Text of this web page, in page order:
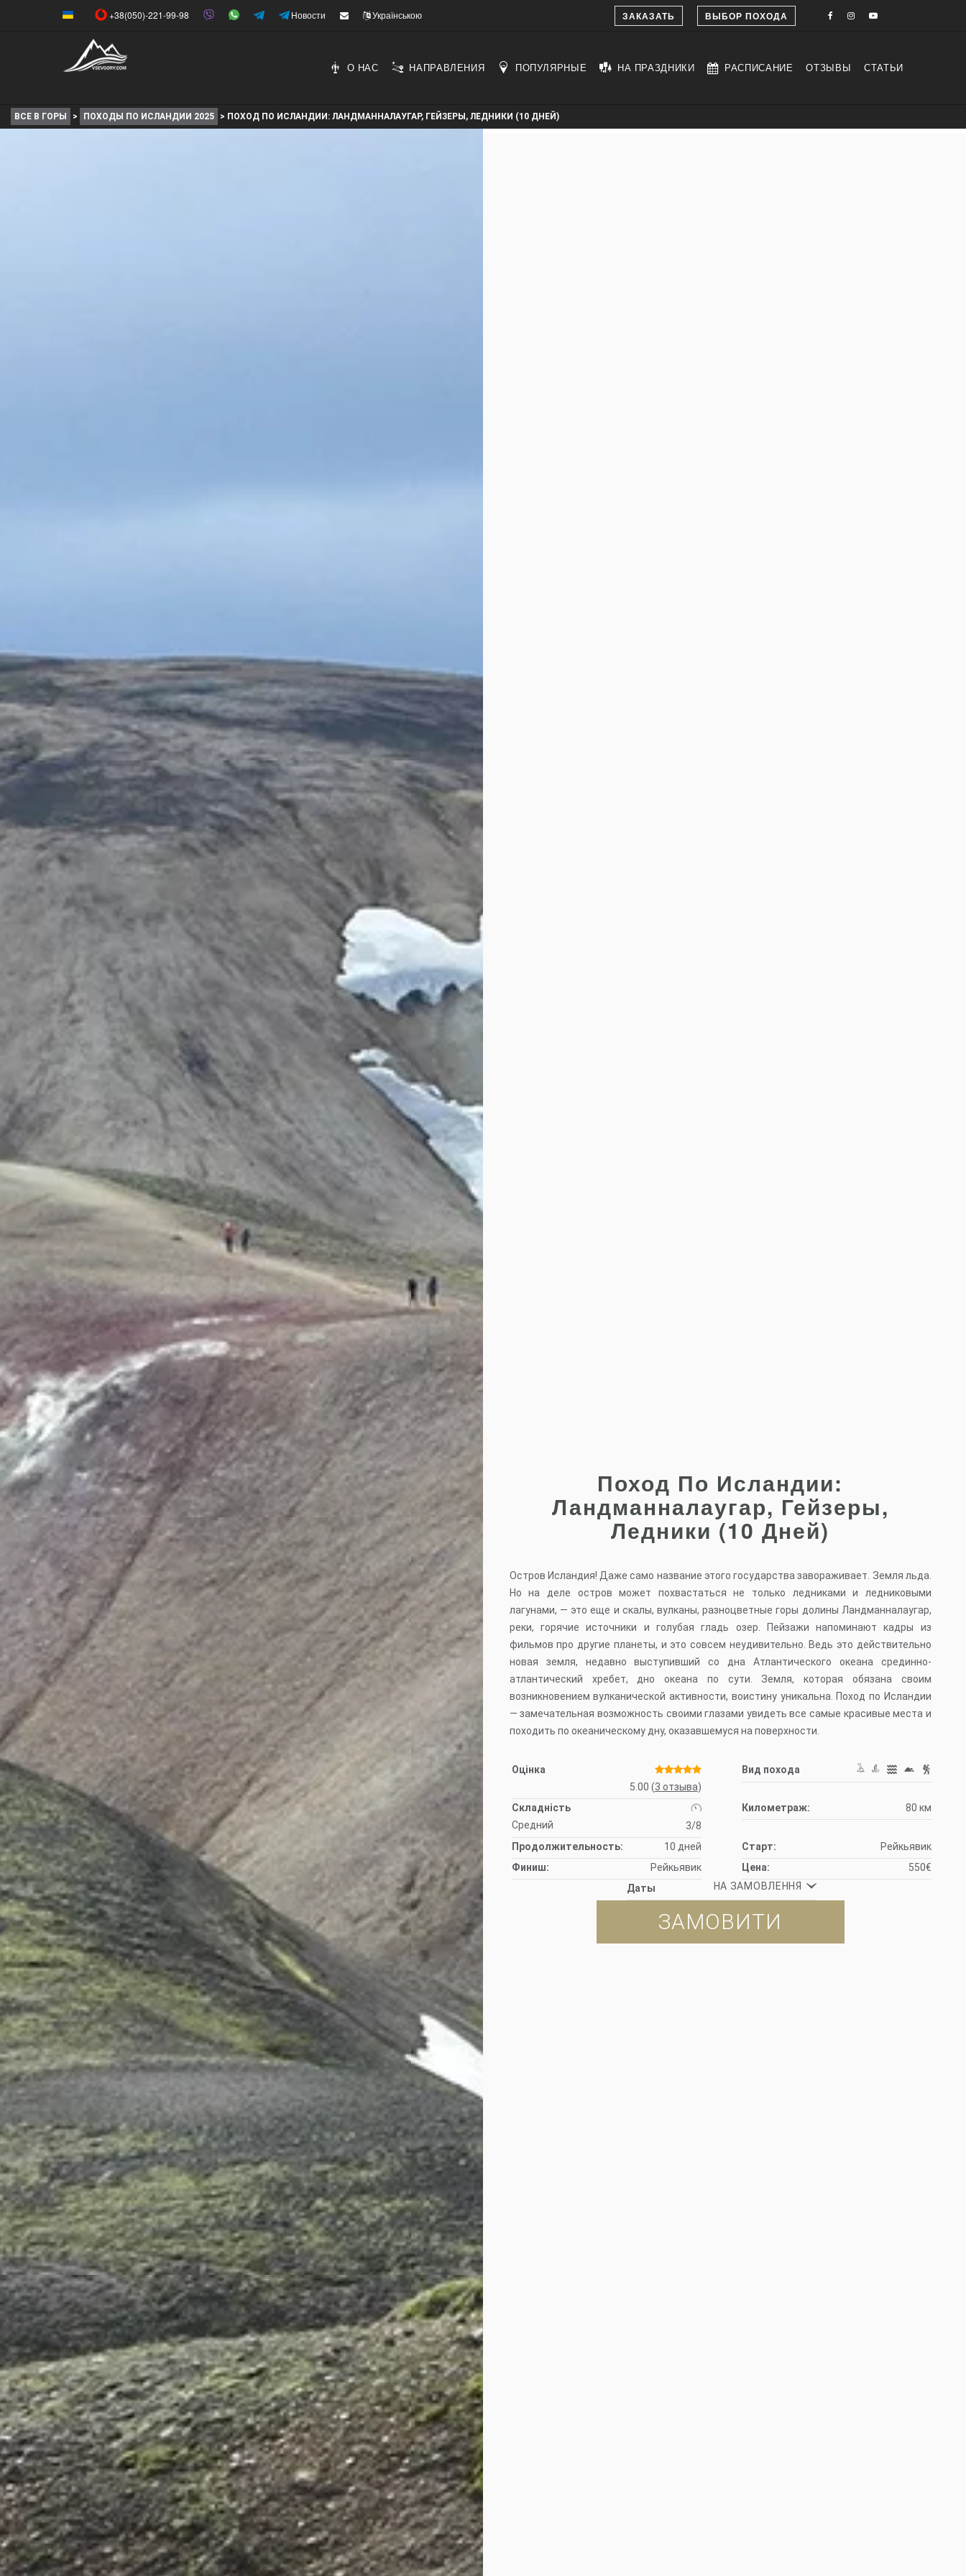
+38(050)-221-99-98 Новости Українською ЗАКАЗАТЬ ВЫБОР ПОХОДА
О НАС НАПРАВЛЕНИЯ ПОПУЛЯРНЫЕ НА ПРАЗДНИКИ РАСПИСАНИЕ ОТЗЫВЫ СТАТЬИ
ВСЕ В ГОРЫ > ПОХОДЫ ПО ИСЛАНДИИ 2025 > ПОХОД ПО ИСЛАНДИИ: ЛАНДМАННАЛАУГАР, ГЕЙЗЕРЫ, ЛЕДНИКИ (10 ДНЕЙ)
Поход По Исландии:
Ландманналаугар, Гейзеры,
Ледники (10 Дней)
Остров Исландия! Даже само название этого государства завораживает. Земля льда.
Но на деле остров может похвастаться не только ледниками и ледниковыми
лагунами, — это еще и скалы, вулканы, разноцветные горы долины Ландманналаугар,
реки, горячие источники и голубая гладь озер. Пейзажи напоминают кадры из
фильмов про другие планеты, и это совсем неудивительно. Ведь это действительно
новая земля, недавно выступивший со дна Атлантического океана срединно-
атлантический хребет, дно океана по сути. Земля, которая обязана своим
возникновением вулканической активности, воистину уникальна. Поход по Исландии
— замечательная возможность своими глазами увидеть все самые красивые места и
походить по океаническому дну, оказавшемуся на поверхности.
Оцінка
5.00 (3 отзыва)
Вид похода
Складність
Средний
3/8
Километраж: 80 км
Продолжительность: 10 дней Старт:
Рейкьявик
Финиш:
Рейкьявик Цена:
550€
Даты
НА ЗАМОВЛЕННЯ
ЗАМОВИТИ